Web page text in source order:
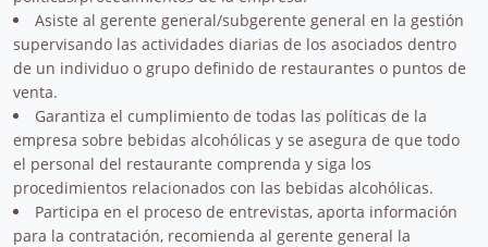
Asiste al gerente general/subgerente general en la gestión
supervisando las actividades diarias de los asociados dentro
de un individuo o grupo definido de restaurantes o puntos de
venta.
Garantiza el cumplimiento de todas las políticas de la
empresa sobre bebidas alcohólicas y se asegura de que todo
el personal del restaurante comprenda y siga los
procedimientos relacionados con las bebidas alcohólicas.
Participa en el proceso de entrevistas, aporta información
para la contratación, recomienda al gerente general la